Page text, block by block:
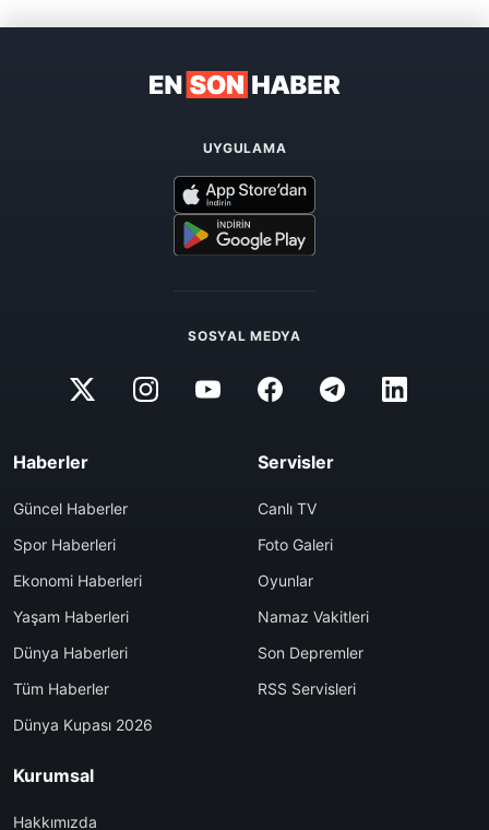
UYGULAMA
SOSYAL MEDYA
Haberler
Güncel Haberler
Spor Haberleri
Ekonomi Haberleri
Yaşam Haberleri
Dünya Haberleri
Tüm Haberler
Dünya Kupası 2026
Servisler
Canlı TV
Foto Galeri
Oyunlar
Namaz Vakitleri
Son Depremler
RSS Servisleri
Kurumsal
Hakkımızda